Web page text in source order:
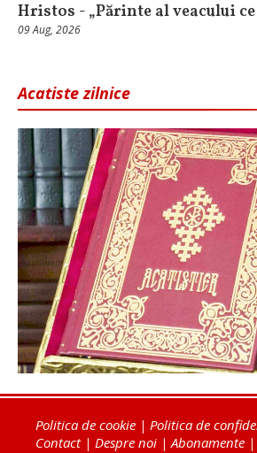
Hristos - „Părinte al veacului ce
09 Aug, 2026
Acatiste zilnice
Politica de cookie | Politica de
Contact| Despre noi |Abonamente |